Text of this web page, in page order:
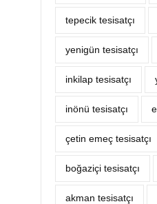
tepecik tesisatçı
yenigün tesisatçı
inkilap tesisatçı
inönü tesisatçı
çetin emeç tesisatçı
boğaziçi tesisatçı
akman tesisatçı